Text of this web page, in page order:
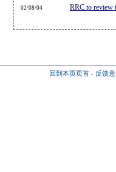
02/08/04 RRC to review
回到本页页首 - 反馈